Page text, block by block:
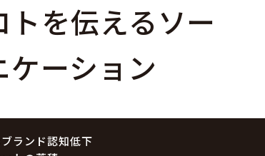
を伝えるソー
ーション
ランド認知低下